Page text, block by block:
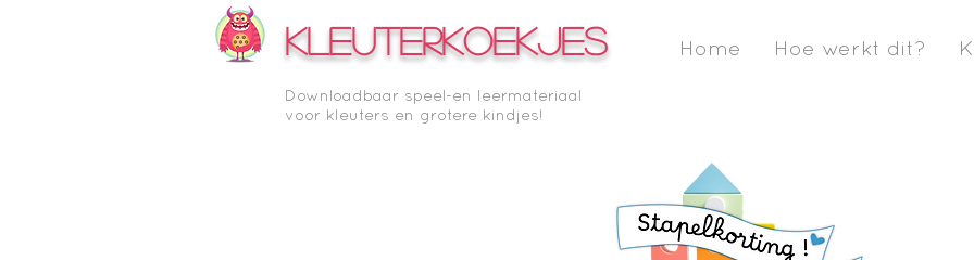
KLEUTERKOEKJES Home Hoe werkt dit?
Downloadbaar speel-en leermateriaal
voor kleuters en grotere kindjes!